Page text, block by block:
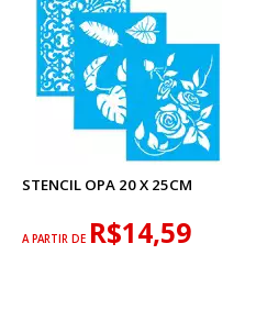
STENCIL OPA 20 X 25CM
A PARTIR DE R$14,59